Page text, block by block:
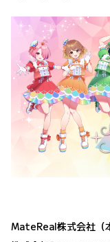
MateReal株式会社（